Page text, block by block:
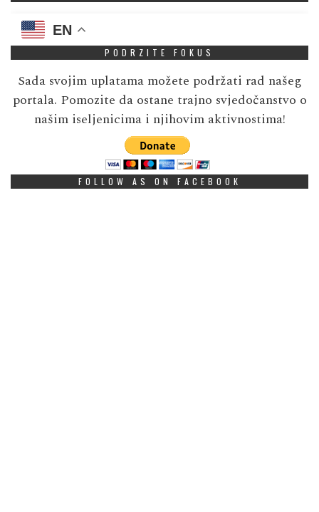
EN
PODRZITE FOKUS
Sada svojim uplatama možete podržati rad našeg
portala. Pomozite da ostane trajno svjedočanstvo o
našim iseljenicima i njihovim aktivnostima!
FOLLOW AS ON FACEBOOK